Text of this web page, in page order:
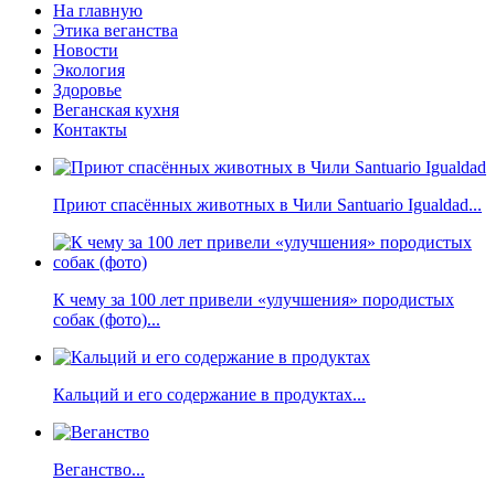
На главную
Этика веганства
Новости
Экология
Здоровье
Веганская кухня
Контакты
Приют спасённых животных в Чили Santuario Igualdad...
К чему за 100 лет привели «улучшения» породистых
собак (фото)...
Кальций и его содержание в продуктах...
Веганство...